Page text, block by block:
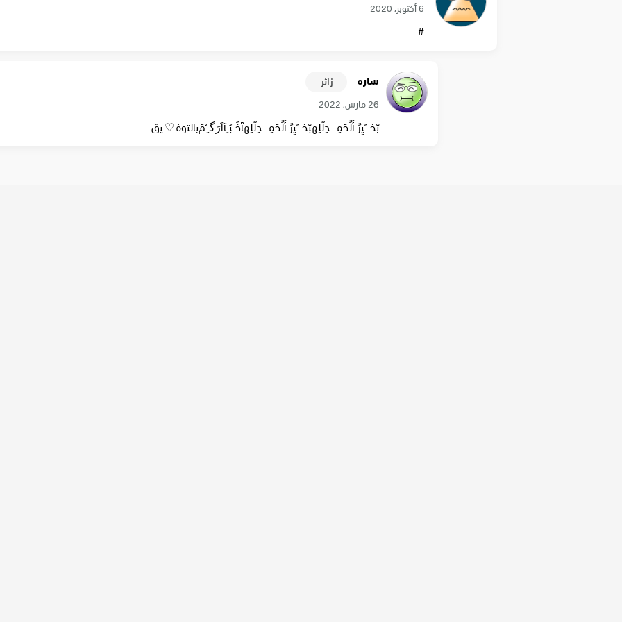
6 أكتوبر، 2020
#
ساره زائر
26 مارس، 2022
بّخــــَيِرً أَلًحّمِـــــدِلٌلِهبّخــــَيِرً أَلًحّمِـــــدِلٌلِهٱخَــبُــِآاَﺭَگــِـْﻢّبالتو‏فـ♡ـيق